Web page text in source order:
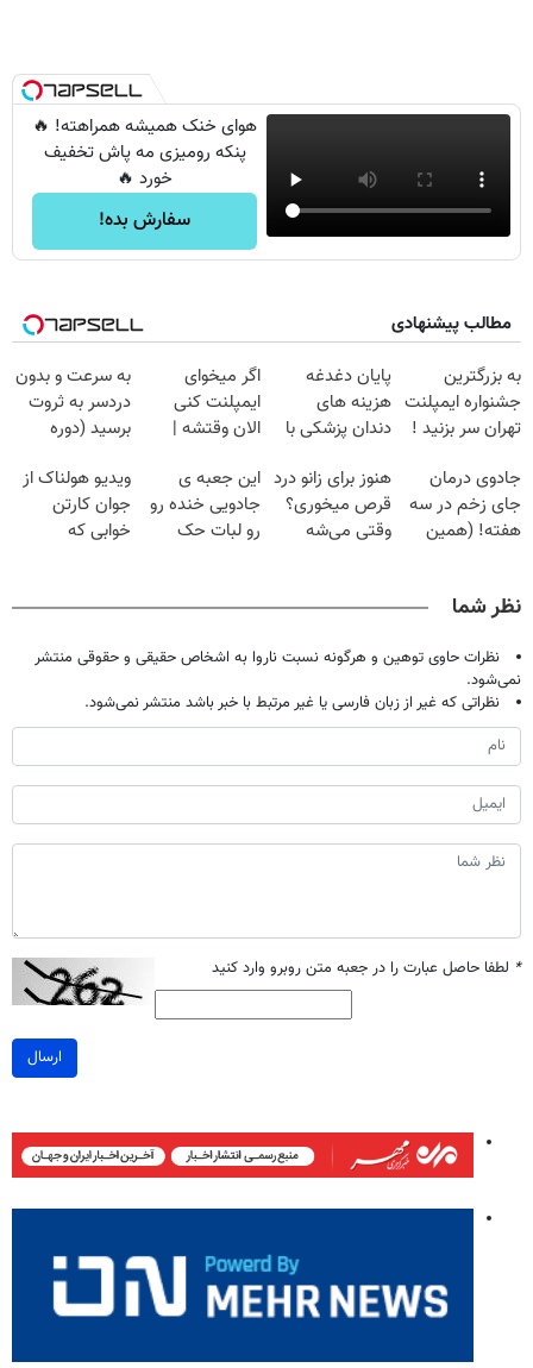
هوای خنک همیشه همراهته! 🔥
پنکه رومیزی مه پاش تخفیف
خورد 🔥
سفارش بده!
مطالب پیشنهادی
به بزرگترین
جشنواره ایمپلنت
تهران سر بزنید !
میلیون !
پایان دغدغه
هزینه های
دندان پزشکی با
خانگی
اگر میخوای
ایمپلنت کنی
الان وقتشه |
میلیون تومان!!!
به سرعت و بدون
دردسر به ثروت
برسید (دوره
پولسازی)
جادوی درمان
جای زخم در سه
هفته! (همین
هنوز برای زانو درد
قرص میخوری؟
وقتی می‌شه
این جعبه ی
جادویی خنده رو
رو لبات حک
ویدیو هولناک از
جوان کارتن
خوابی که
نظر شما
نظرات حاوی توهین و هرگونه نسبت ناروا به اشخاص حقیقی و حقوقی منتشر
نمی‌شود.
نظراتی که غیر از زبان فارسی یا غیر مرتبط با خبر باشد منتشر نمی‌شود.
* لطفا حاصل عبارت را در جعبه متن روبرو وارد کنید
ارسال